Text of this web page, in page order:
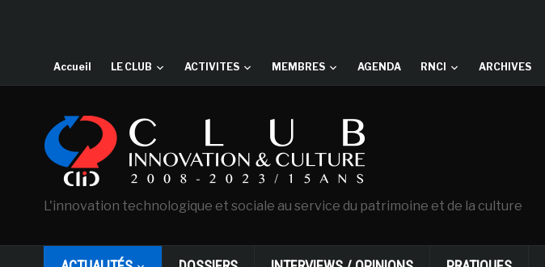
Accueil LE CLUB ACTIVITES MEMBRES AGENDA RNCI ARCHIVES
L'innovation technologique et sociale au service du patrimoine et de la culture